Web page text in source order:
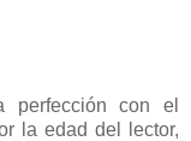
perfección con el
la edad del lector,